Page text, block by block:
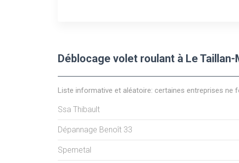
Déblocage volet roulant à Le Taillan-
Liste informative et aléatoire: certaines entreprises ne
Ssa Thibault
Dépannage Benoît 33
Spemetal